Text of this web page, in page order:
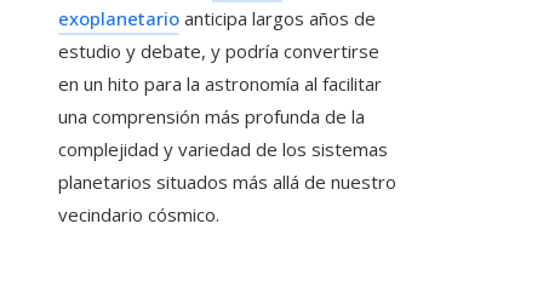
exoplanetario anticipa largos años de
estudio y debate, y podría convertirse
en un hito para la astronomía al facilitar
una comprensión más profunda de la
complejidad y variedad de los sistemas
planetarios situados más allá de nuestro
vecindario cósmico.